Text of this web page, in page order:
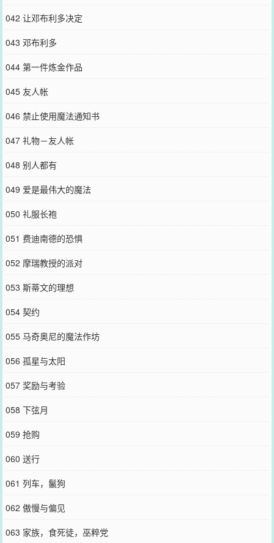
042 让邓布利多决定
043 邓布利多
044 第一件炼金作品
045 友人帐
046 禁止使用魔法通知书
047 礼物－友人帐
048 别人都有
049 爱是最伟大的魔法
050 礼服长袍
051 费迪南德的恐惧
052 摩瑞教授的派对
053 斯蒂文的理想
054 契约
055 马奇奥尼的魔法作坊
056 孤星与太阳
057 奖励与考验
058 下弦月
059 抢购
060 送行
061 列车，鬣狗
062 傲慢与偏见
063 家族，食死徒，巫粹党